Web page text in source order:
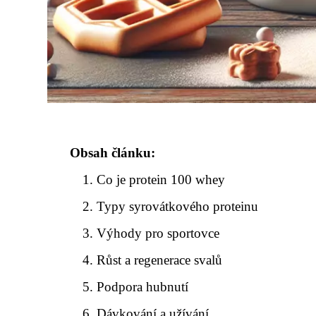
Obsah článku:
Co je protein 100 whey
Typy syrovátkového proteinu
Výhody pro sportovce
Růst a regenerace svalů
Podpora hubnutí